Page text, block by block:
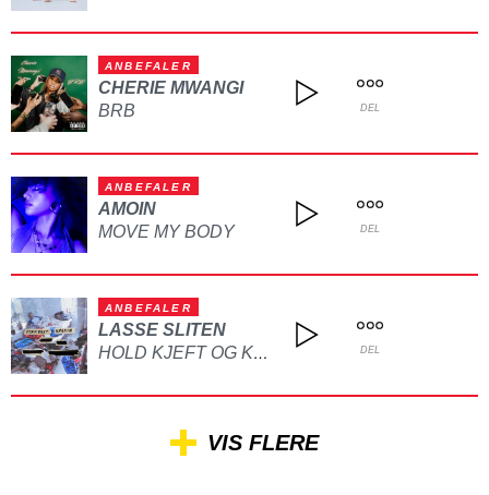
ANBEFALER
CHERIE MWANGI
BRB
DEL
ANBEFALER
AMOIN
MOVE MY BODY
DEL
ANBEFALER
LASSE SLITEN
HOLD KJEFT OG KYSS MEG DEL
VIS FLERE